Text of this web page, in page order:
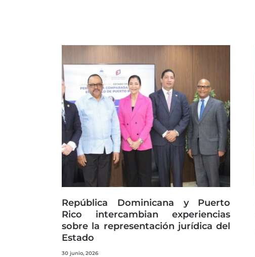
República Dominicana y Puerto
Rico intercambian experiencias
sobre la representación jurídica del
Estado
30 junio, 2026